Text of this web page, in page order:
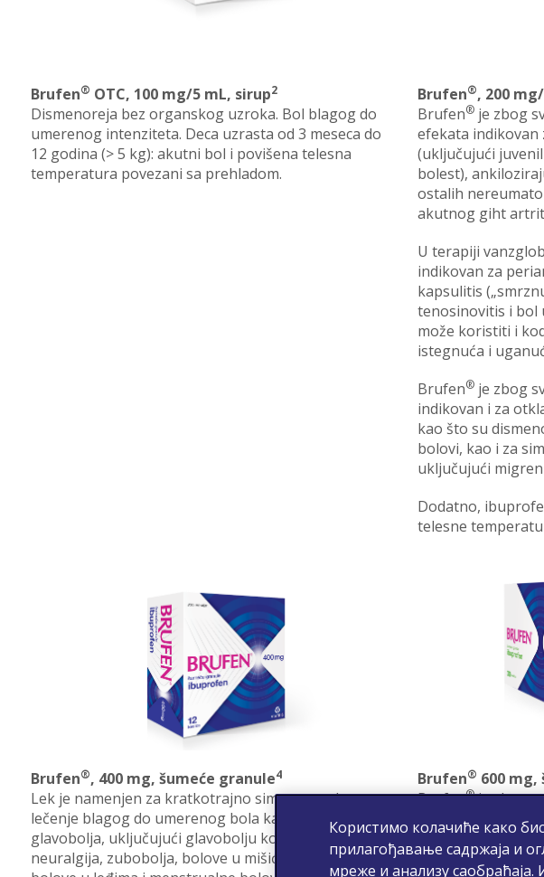
Brufen® OTC, 100 mg/5 mL, sirup2
Dismenoreja bez organskog uzroka. Bol blagog do
umerenog intenziteta. Deca uzrasta od 3 meseca do
12 godina (> 5 kg): akutni bol i povišena telesna
temperatura povezani sa prehladom.
Brufen®, 200
Brufen® je zbog
efekata
(uključujući
bolest),
ostalih
akutnog giht
U terapiji
indikovan za
kapsulitis
tenosinovitis i bol
može koristiti i
istegnuća i
Brufen® je zbog
indikovan i za
kao što su
bolovi, kao i za
uključujući
Dodatno,
telesne
Brufen®, 400 mg, šumeće granule4
Lek je namenjen za kratkotrajno simptomatsko
lečenje blagog do umerenog bola kao što su
glavobolja, uključujući glavobolju kod migrene,
neuralgija, zubobolja, bolove u mišićima i zglobovima,
Brufen® 600 mg,
Brufen®je zbog
efekata
ankilozirajućeg
nereumatoidnih
Користимо колачиће како
прилагођавање садржаја и
мреже и анализу